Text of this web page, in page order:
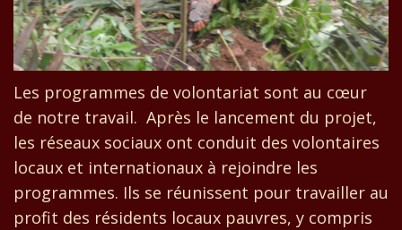
Les programmes de volontariat sont au cœur
de notre travail. Après le lancement du projet,
les réseaux sociaux ont conduit des volontaires
locaux et internationaux à rejoindre les
programmes. Ils se réunissent pour travailler au
profit des résidents locaux pauvres, y compris